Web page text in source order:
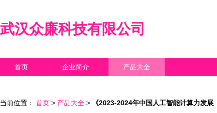
武汉众廉科技有限公司
首页 企业简介 产品大全
当前位置： 首页 > 产品大全 >
《2023-2024年中国人工智能计算力发展